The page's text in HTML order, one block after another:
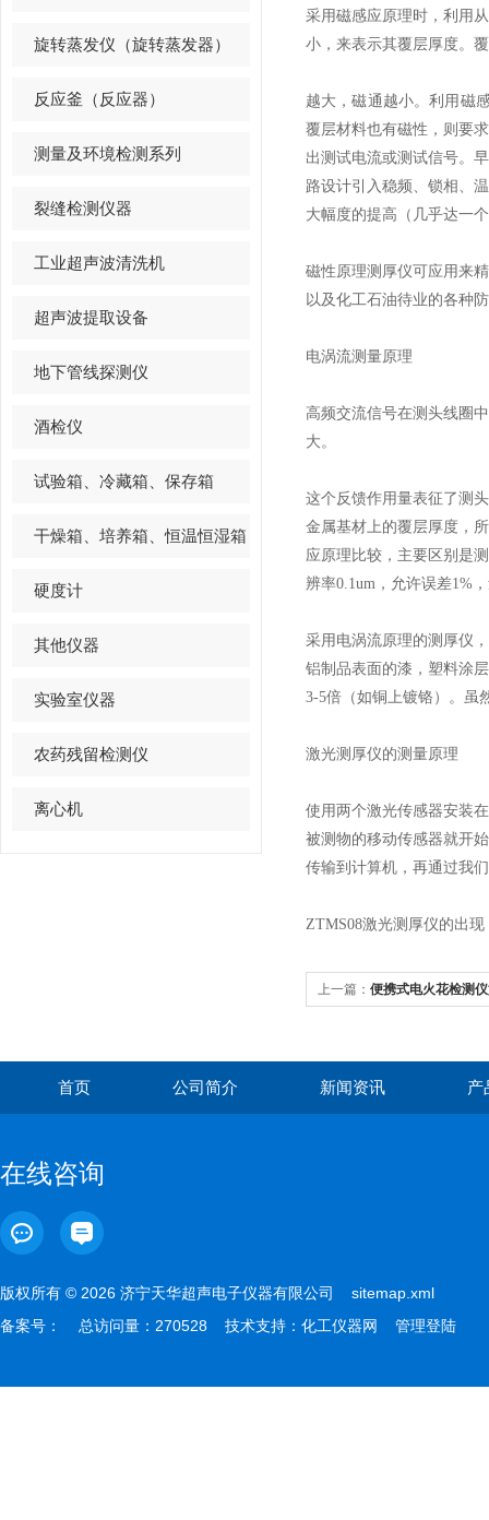
旋转蒸发仪（旋转蒸发器）
反应釜（反应器）
测量及环境检测系列
裂缝检测仪器
工业超声波清洗机
超声波提取设备
地下管线探测仪
酒检仪
试验箱、冷藏箱、保存箱
干燥箱、培养箱、恒温恒湿箱
硬度计
其他仪器
实验室仪器
农药残留检测仪
离心机
采用磁感应原理时，利用
小，来表示其覆层厚度。
越大，磁通越小。利用磁
覆层材料也有磁性，则要
出测试电流或测试信号。
路设计引入稳频、锁相、
大幅度的提高（几乎达一
磁性原理测厚仪可应用来
以及化工石油待业的各种
电涡流测量原理
高频交流信号在测头线圈
大。
这个反馈作用量表征了测
金属基材上的覆层厚度，
应原理比较，主要区别是
辨率0.1um，允许误差1%
采用电涡流原理的测厚仪
铝制品表面的漆，塑料涂
3-5倍（如铜上镀铬）。虽
激光测厚仪的测量原理
使用两个激光传感器安装
被测物的移动传感器就开
传输到计算机，再通过我
ZTMS08激光测厚仪的出
上一篇： 便携式电火花检测
首页 公司简介 新闻资讯 产
在线咨询
版权所有 © 2026 济宁天华超声电子仪器有限公司 sitemap.xml
备案号：
总访问量：270528 技术支持： 化工仪器网 管理登陆